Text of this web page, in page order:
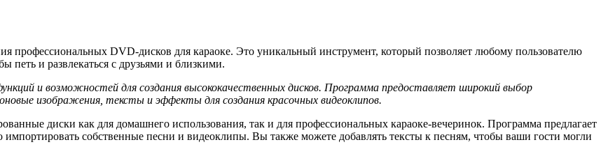
профессиональных DVD-дисков для караоке. Это уникальный инструмент, который позволяет любому пользователю
петь и развлекаться с друзьями и близкими.
и возможностей для создания высококачественных дисков. Программа предоставляет широкий выбор
изображения, тексты и эффекты для создания красочных видеоклипов.
диски как для домашнего использования, так и для профессиональных караоке-вечеринок. Программа предлагает
собственные песни и видеоклипы. Вы также можете добавлять тексты к песням, чтобы ваши гости могли